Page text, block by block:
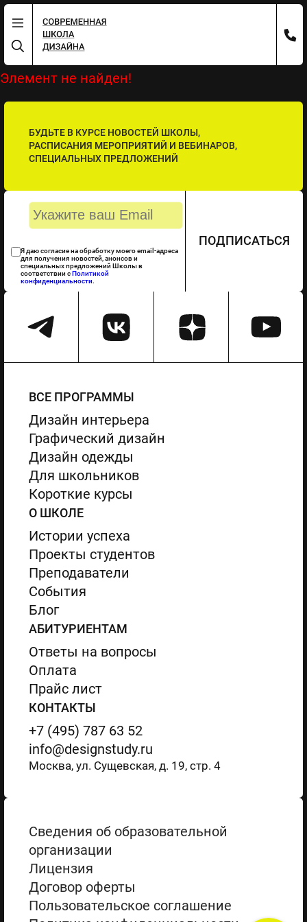
Элемент не найден!
БУДЬТЕ В КУРСЕ НОВОСТЕЙ ШКОЛЫ,
РАСПИСАНИЯ МЕРОПРИЯТИЙ И ВЕБИНАРОВ,
СПЕЦИАЛЬНЫХ ПРЕДЛОЖЕНИЙ
Я даю согласие на обработку моего email-адреса
для получения новостей, анонсов и
специальных предложений Школы в
соответствии с Политикой
конфиденциальности.
ПОДПИСАТЬСЯ
ВСЕ ПРОГРАММЫ
Дизайн интерьера
Графический дизайн
Дизайн одежды
Для школьников
Короткие курсы
О ШКОЛЕ
Истории успеха
Проекты студентов
Преподаватели
События
Блог
АБИТУРИЕНТАМ
Ответы на вопросы
Оплата
Прайс лист
КОНТАКТЫ
+7 (495) 787 63 52
info@designstudy.ru
Москва, ул. Сущевская, д. 19, стр. 4
Сведения об образовательной
организации
Лицензия
Договор оферты
Пользовательское соглашение